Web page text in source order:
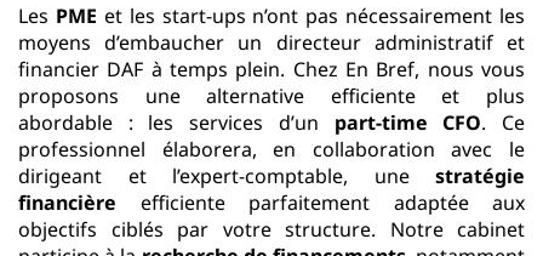
Les PME et les start-ups n’ont pas nécessairement les
moyens d’embaucher un directeur administratif et
financier DAF à temps plein. Chez En Bref, nous vous
proposons une alternative efficiente et plus
abordable : les services d’un part-time CFO. Ce
professionnel élaborera, en collaboration avec le
dirigeant et l’expert-comptable, une stratégie
financière efficiente parfaitement adaptée aux
objectifs ciblés par votre structure. Notre cabinet